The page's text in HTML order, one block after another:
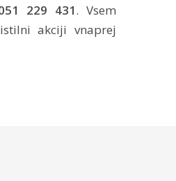
229 431. Vsem
akciji vnaprej